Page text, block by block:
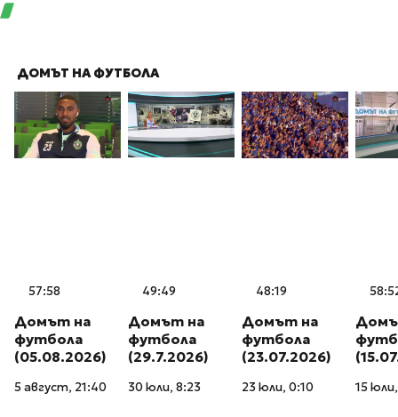
ДОМЪТ НА ФУТБОЛА
57:58
Домът на
футбола
(05.08.2026)
5 август, 21:40
49:49
Домът на
футбола
(29.7.2026)
30 юли, 8:23
48:19
Домът на
футбола
(23.07.2026)
23 юли, 0:10 15 юли,